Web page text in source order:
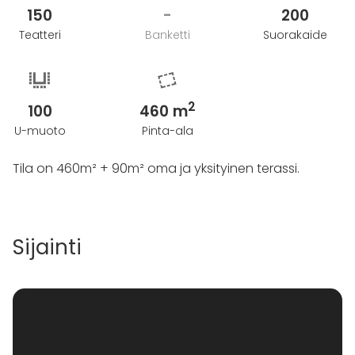
persoonallinen ja tilava ympäristö tarjoaa kaiken
tarvittavan ikimuistoisen tapahtuman järjestämiseen.
edessä on runsaasti pysäköintipaikkoja. Myös Aimo
Park Vallilan lämmin pysäköintihalli sijaitsee aivan
vieressä, missä lämpimät paikat jopa 700 kulkupelille.
Lämpimästi tervetuloa!
150
Teatteri
-
Banketti
200
Suorakaide
100
U-muoto
460 m2
Pinta-ala
Tila on 460m² + 90m² oma ja yksityinen terassi.
Sijainti